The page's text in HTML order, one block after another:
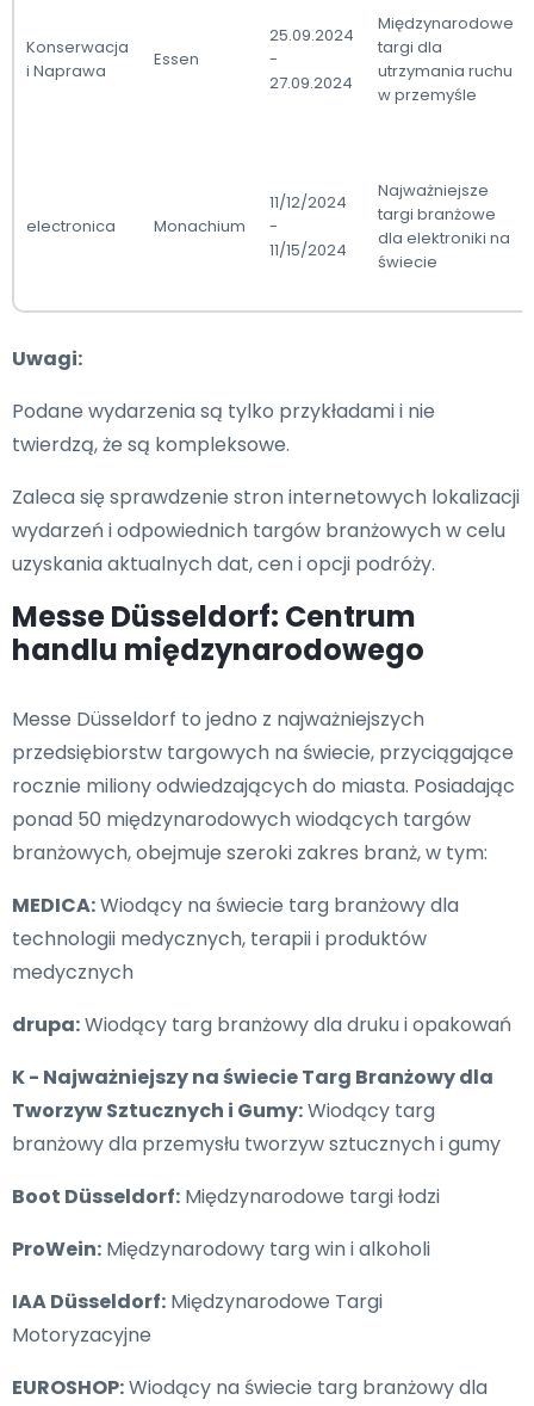
Konserwacja
i Naprawa
Essen
25.09.2024
-
27.09.2024
Międzynarodowe
targi dla
utrzymania ruchu
w przemyśle
electronica Monachium
11/12/2024
-
11/15/2024
Najważniejsze
targi branżowe
dla elektroniki na
świecie
Uwagi:
Podane wydarzenia są tylko przykładami i nie
twierdzą, że są kompleksowe.
Zaleca się sprawdzenie stron internetowych lokalizacji
wydarzeń i odpowiednich targów branżowych w celu
uzyskania aktualnych dat, cen i opcji podróży.
Messe Düsseldorf: Centrum
handlu międzynarodowego
Messe Düsseldorf to jedno z najważniejszych
przedsiębiorstw targowych na świecie, przyciągające
rocznie miliony odwiedzających do miasta. Posiadając
ponad 50 międzynarodowych wiodących targów
branżowych, obejmuje szeroki zakres branż, w tym:
MEDICA:Wiodący na świecie targ branżowy dla
technologii medycznych, terapii i produktów
medycznych
drupa:Wiodący targ branżowy dla druku i opakowań
K - Najważniejszy na świecie Targ Branżowy dla
Tworzyw Sztucznych i Gumy:Wiodący targ
branżowy dla przemysłu tworzyw sztucznych i gumy
Boot Düsseldorf: Międzynarodowe targi łodzi
ProWein: Międzynarodowy targ win i alkoholi
IAA Düsseldorf: Międzynarodowe Targi
Motoryzacyjne
EUROSHOP:Wiodący na świecie targ branżowy dla